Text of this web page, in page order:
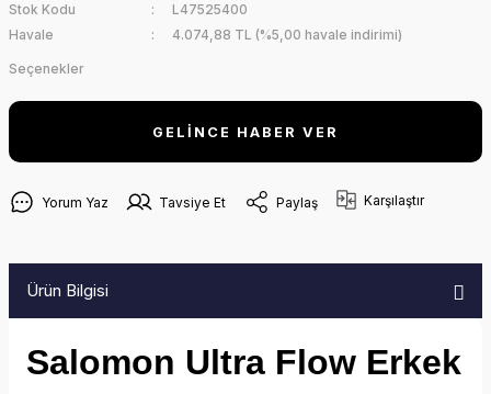
Stok Kodu
L47525400
Havale
4.074,88 TL (%5,00 havale indirimi)
Seçenekler
GELİNCE HABER VER
Yorum Yaz Tavsiye Et Paylaş Karşılaştır
Ürün Bilgisi
Salomon Ultra Flow Erkek